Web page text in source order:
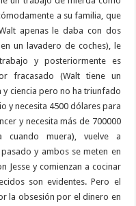
a su familia, que
apenas le daba con dos
un lavadero de coches), le
y posteriormente es
fracasado (Walt tiene un
ciencia pero no ha triunfado
y necesita 4500 dólares para
y necesita más de 700000
muera), vuelve a
y ambos se meten en
Jesse y comienzan a cocinar
son evidentes. Pero el
la obsesión por el dinero en